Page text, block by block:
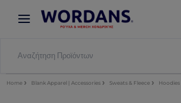
× Εφαρμογή Wordans
Καλύτερες τιμές στην εφαρμογή!
Home Blank Apparel | Accessories Sweats & Fleece Hoodies